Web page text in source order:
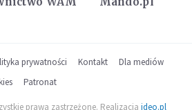
prywatności Kontakt
Dla mediów
Patronat
prawa zastrzeżone. Realizacja ideo.pl